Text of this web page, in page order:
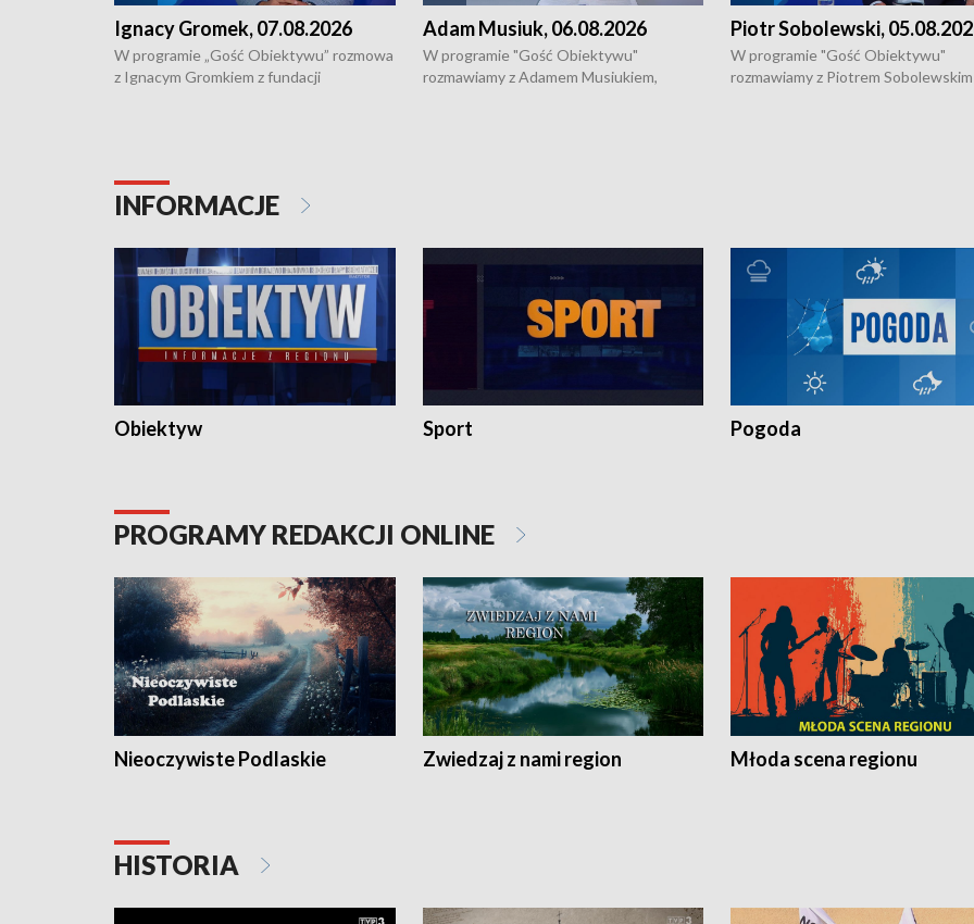
Ignacy Gromek, 07.08.2026
W programie „Gość Obiektywu” rozmowa
z Ignacym Gromkiem z fundacji
Adam Musiuk, 06.08.2026
W programie "Gość Obiektywu"
rozmawiamy z Adamem Musiukiem,
Piotr Sobolewski,
W programie "Gość Obiektywu"
rozmawiamy z Piotrem
INFORMACJE
Obiektyw Sport Pogoda
PROGRAMY REDAKCJI ONLINE
Nieoczywiste Podlaskie Zwiedzaj z nami region Młoda scena regionu
HISTORIA